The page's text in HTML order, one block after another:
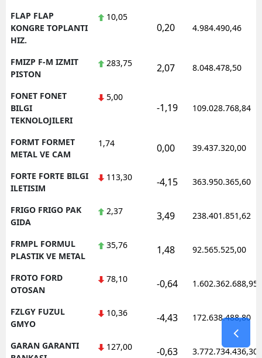
FLAP FLAP
KONGRE TOPLANTI
HIZ.
10,05
0,20 4.984.490,46
FMIZP F-M IZMIT
PISTON
283,75 2,07 8.048.478,50
FONET FONET
BILGI
TEKNOLOJILERI
5,00
-1,19 109.028.768,84
FORMT FORMET
METAL VE CAM
1,74 0,00 39.437.320,00
FORTE FORTE BILGI
ILETISIM
113,30 -4,15 363.950.365,60
FRIGO FRIGO PAK
GIDA
2,37 3,49 238.401.851,62
FRMPL FORMUL
PLASTIK VE METAL
35,76 1,48 92.565.525,00
FROTO FORD
OTOSAN
78,10 -0,64 1.602.362.688,95
FZLGY FUZUL
GMYO
10,36 -4,43 172.638.488,80
GARAN GARANTI
127,00 -0,63 3.772.734.436,30